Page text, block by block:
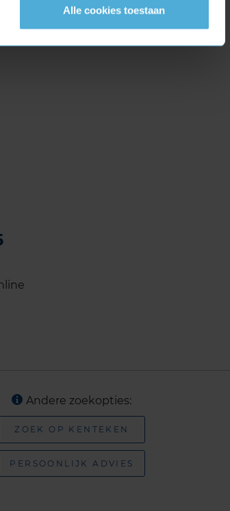
Alle cookies toestaan
te
Andere zoekopties:
ZOEK OP KENTEKEN
PERSOONLIJK ADVIES